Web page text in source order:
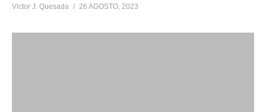
Victor J. Quesada 26 AGOSTO, 2023